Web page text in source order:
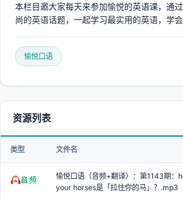
本栏目邀大家每天来参加愉悦的英语课，通
尚的英语话题，一起学习最实用的英语，学会
愉悦口语
资源列表
类型 文件名
愉悦口语（音频+翻译）：第1143期：
your horses是「拉住你的马」？.mp3